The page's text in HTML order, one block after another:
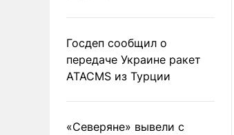
Госдеп сообщил о
передаче Украине ракет
ATACMS из Турции
«Северяне» вывели с